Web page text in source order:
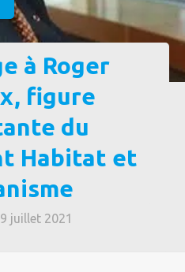
à Roger
figure
du
Habitat et
juillet 2021